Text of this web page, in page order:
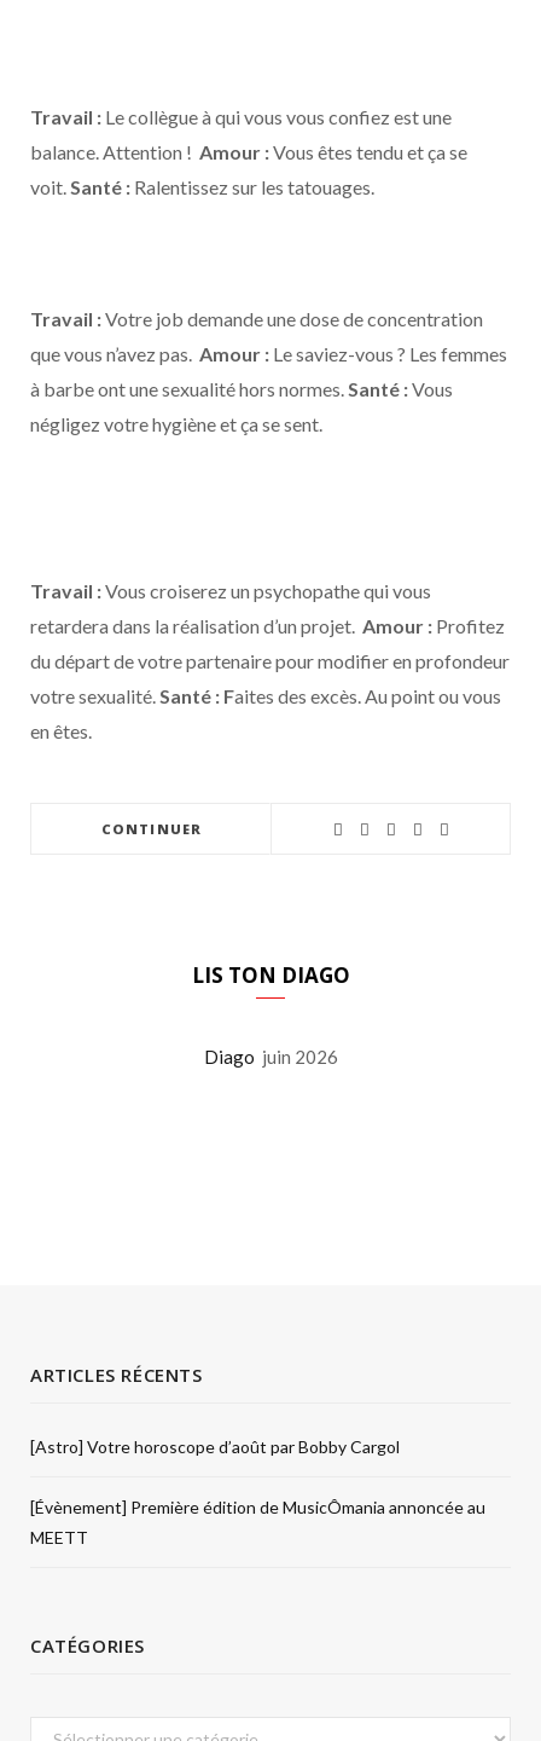
Travail : Le collègue à qui vous vous confiez est une
balance. Attention ! Amour :Vous êtes tendu et ça se
voit.Santé : Ralentissez sur les tatouages.
Travail :Votre job demande une dose de concentration
que vous n’avez pas. Amour : Le saviez-vous ? Les femmes
à barbe ont une sexualité hors normes.Santé :Vous
négligez votre hygiène et ça se sent.
Travail :Vous croiserez un psychopathe qui vous
retardera dans la réalisation d’un projet. Amour : Profitez
du départ de votre partenaire pour modifier en profondeur
votre sexualité.Santé : Faites des excès. Au point ou vous
en êtes.
CONTINUER
LIS TON DIAGO
Diago juin 2026
ARTICLES RÉCENTS
[Astro] Votre horoscope d’août par Bobby Cargol
[Évènement] Première édition de MusicÔmania annoncée au
MEETT
CATÉGORIES
Catégories